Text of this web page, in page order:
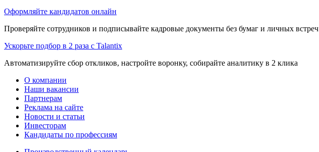
Оформляйте кандидатов онлайн
Проверяйте сотрудников и подписывайте кадровые документы без бумаг и личных встреч
Ускорьте подбор в 2 раза с Talantix
Автоматизируйте сбор откликов, настройте воронку, собирайте аналитику в 2 клика
О компании
Наши вакансии
Партнерам
Реклама на сайте
Новости и статьи
Инвесторам
Кандидаты по профессиям